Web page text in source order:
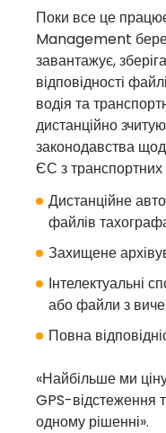
Поки все це
Management бере
завантажує,
відповідності
водія та
дистанційно
законодавства
ЄС з транспортних
Дистанційне
файлів
Захищене
Інтелектуальні
або файли з
Повна
«Найбільше ми
GPS-відстеження
одному рішенні».